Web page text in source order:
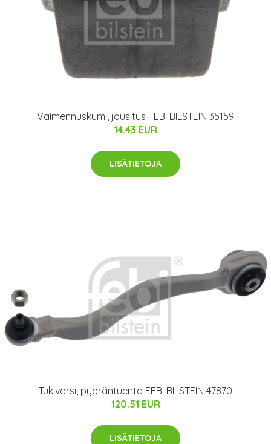
Vaimennuskumi, jousitus FEBI BILSTEIN 35159
14.43 EUR
LISÄTIETOJA
Tukivarsi, pyöräntuenta FEBI BILSTEIN 47870
120.51 EUR
LISÄTIETOJA